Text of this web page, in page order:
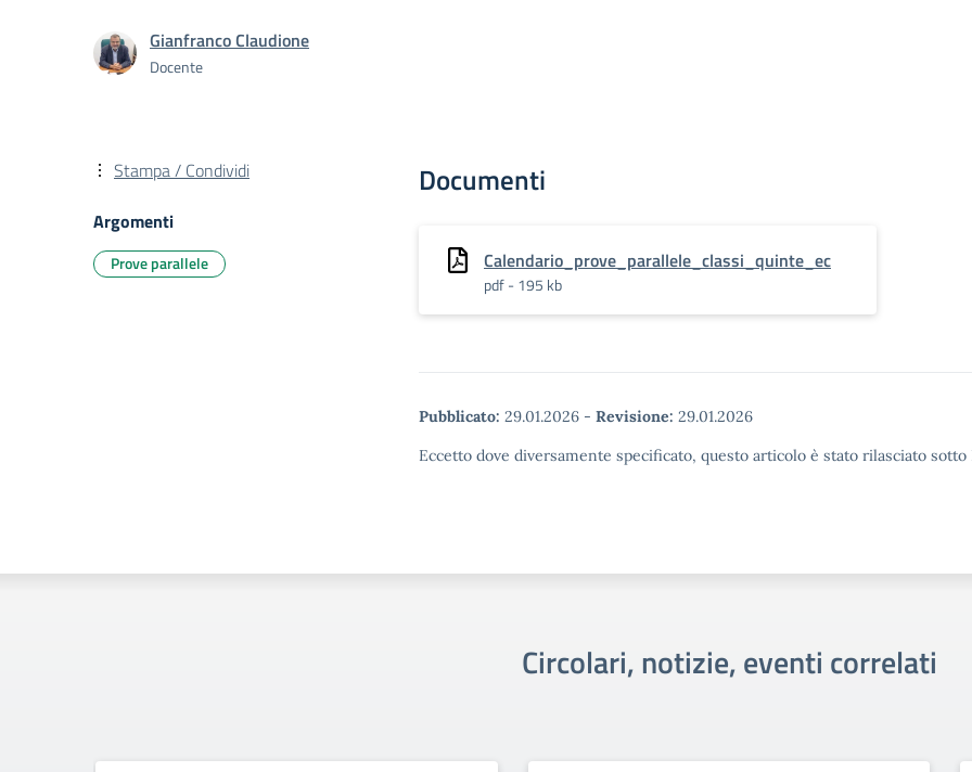
Gianfranco Claudione
Docente
Documenti
Calendario_prove_parallele_classi_quinte_ec
pdf - 195 kb
Pubblicato: 29.01.2026 - Revisione: 29.01.2026
Eccetto dove diversamente specificato, questo articolo è stato rilasciato
Stampa / Condividi
Argomenti
Prove parallele
Circolari, notizie, eventi correlati